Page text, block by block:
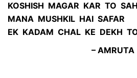
KOSHISH MAGAR KAR TO
MANA MUSHKIL HAI SAFAR
EK KADAM CHAL KE DEKH
– AMRUTA